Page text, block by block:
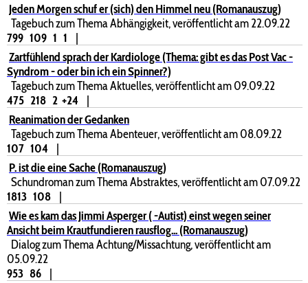
Jeden Morgen schuf er (sich) den Himmel neu (Romanauszug)
Tagebuch zum Thema Abhängigkeit, veröffentlicht am 22.09.22
799 109 1 1
|
Zartfühlend sprach der Kardiologe (Thema: gibt es das Post Vac -
Syndrom - oder bin ich ein Spinner?)
Tagebuch zum Thema Aktuelles, veröffentlicht am 09.09.22
475 218 2 +24
|
Reanimation der Gedanken
Tagebuch zum Thema Abenteuer, veröffentlicht am 08.09.22
107 104
|
P. ist die eine Sache (Romanauszug)
Schundroman zum Thema Abstraktes, veröffentlicht am 07.09.22
1813 108
|
Wie es kam das Jimmi Asperger ( -Autist) einst wegen seiner
Ansicht beim Krautfundieren rausflog... (Romanauszug)
Dialog zum Thema Achtung/Missachtung, veröffentlicht am
05.09.22
953 86
|